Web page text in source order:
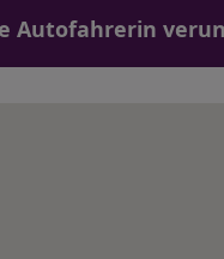
Autofahrerin